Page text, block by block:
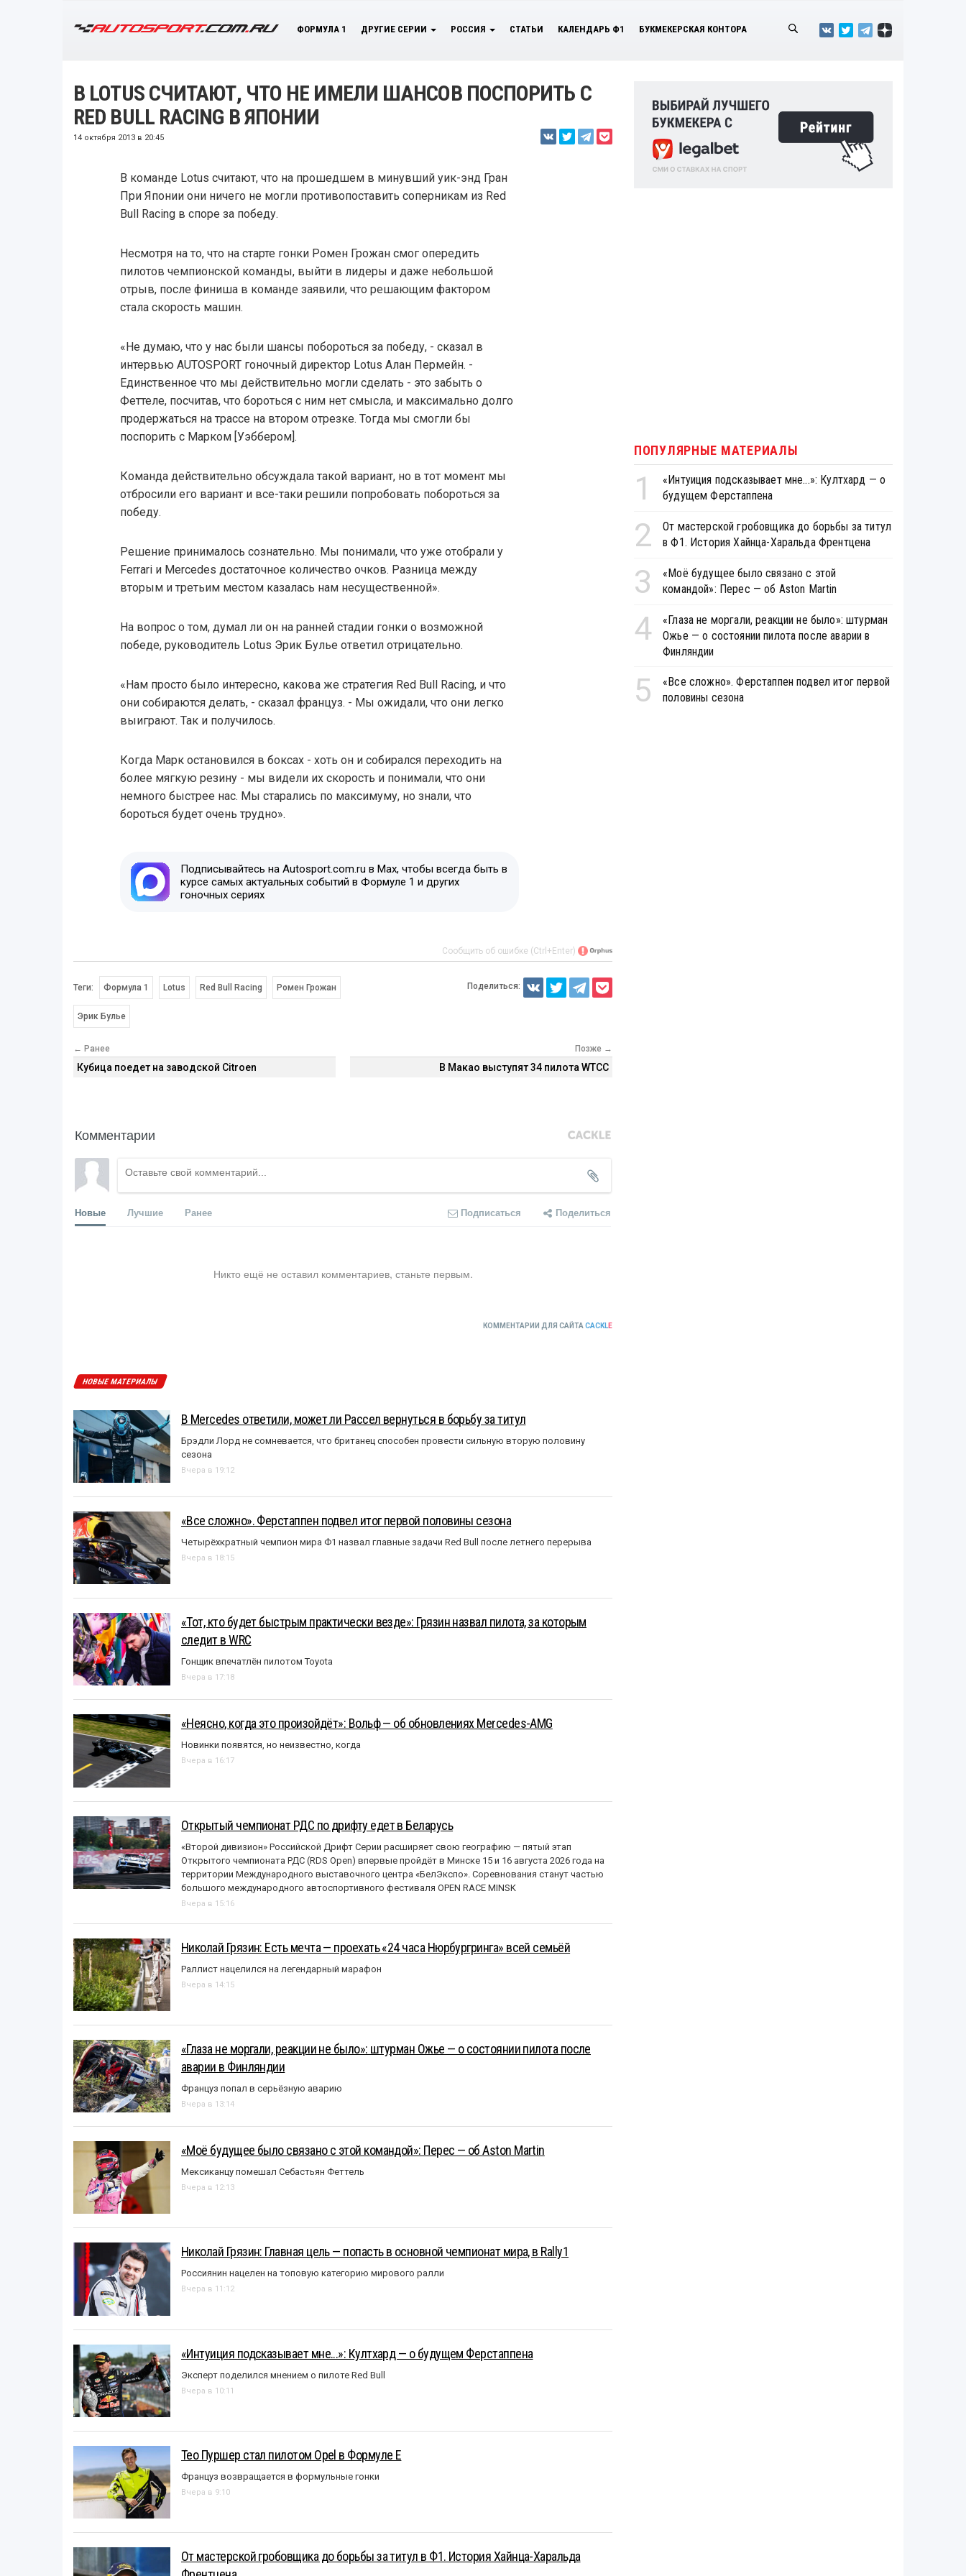
ФОРМУЛА 1 ДРУГИЕ СЕРИИ РОССИЯ СТАТЬИ КАЛЕНДАРЬ Ф1 БУКМЕКЕРСКАЯ КОНТОРА
В LOTUS СЧИТАЮТ, ЧТО НЕ ИМЕЛИ ШАНСОВ ПОСПОРИТЬ С
RED BULL RACING В ЯПОНИИ
14 октября 2013 в 20:45
В команде Lotus считают, что на прошедшем в минувший уик-энд Гран
При Японии они ничего не могли противопоставить соперникам из Red
Bull Racing в споре за победу.
Несмотря на то, что на старте гонки Ромен Грожан смог опередить
пилотов чемпионской команды, выйти в лидеры и даже небольшой
отрыв, после финиша в команде заявили, что решающим фактором
стала скорость машин.
«Не думаю, что у нас были шансы побороться за победу, - сказал в
интервью AUTOSPORT гоночный директор Lotus Алан Пермейн. -
Единственное что мы действительно могли сделать - это забыть о
Феттеле, посчитав, что бороться с ним нет смысла, и максимально долго
продержаться на трассе на втором отрезке. Тогда мы смогли бы
поспорить с Марком [Уэббером].
Команда действительно обсуждала такой вариант, но в тот момент мы
отбросили его вариант и все-таки решили попробовать побороться за
победу.
Решение принималось сознательно. Мы понимали, что уже отобрали у
Ferrari и Mercedes достаточное количество очков. Разница между
вторым и третьим местом казалась нам несущественной».
На вопрос о том, думал ли он на ранней стадии гонки о возможной
победе, руководитель Lotus Эрик Булье ответил отрицательно.
«Нам просто было интересно, какова же стратегия Red Bull Racing, и что
они собираются делать, - сказал француз. - Мы ожидали, что они легко
выиграют. Так и получилось.
Когда Марк остановился в боксах - хоть он и собирался переходить на
более мягкую резину - мы видели их скорость и понимали, что они
немного быстрее нас. Мы старались по максимуму, но знали, что
бороться будет очень трудно».
Подписывайтесь на Autosport.com.ru в Max, чтобы всегда быть в
курсе самых актуальных событий в Формуле 1 и других
гоночных сериях
Сообщить об ошибке (Ctrl+Enter)
Теги: Формула 1 Lotus Red Bull Racing Ромен Грожан
Эрик Булье
Поделиться:
← Ранее
Кубица поедет на заводской Citroen
Позже →
В Макао выступят 34 пилота WTCC
Комментарии
Новые Лучшие Ранее Подписаться Поделиться
Никто ещё не оставил комментариев, станьте первым.
КОММЕНТАРИИ ДЛЯ САЙТА CACKLE
НОВЫЕ МАТЕРИАЛЫ
В Mercedes ответили, может ли Рассел вернуться в борьбу за титул
Брэдли Лорд не сомневается, что британец способен провести сильную вторую половину
сезона
Вчера в 19:12
«Все сложно». Ферстаппен подвел итог первой половины сезона
Четырёхкратный чемпион мира Ф1 назвал главные задачи Red Bull после летнего перерыва
Вчера в 18:15
«Тот, кто будет быстрым практически везде»: Грязин назвал пилота, за которым
следит в WRC
Гонщик впечатлён пилотом Toyota
Вчера в 17:18
«Неясно, когда это произойдёт»: Вольф — об обновлениях Mercedes-AMG
Новинки появятся, но неизвестно, когда
Вчера в 16:17
Открытый чемпионат РДС по дрифту едет в Беларусь
«Второй дивизион» Российской Дрифт Серии расширяет свою географию — пятый этап
Открытого чемпионата РДС (RDS Open) впервые пройдёт в Минске 15 и 16 августа 2026 года на
территории Международного выставочного центра «БелЭкспо». Соревнования станут частью
большого международного автоспортивного фестиваля OPEN RACE MINSK
Вчера в 15:16
Николай Грязин: Есть мечта — проехать «24 часа Нюрбургринга» всей семьёй
Раллист нацелился на легендарный марафон
Вчера в 14:15
«Глаза не моргали, реакции не было»: штурман Ожье — о состоянии пилота после
аварии в Финляндии
Француз попал в серьёзную аварию
Вчера в 13:14
«Моё будущее было связано с этой командой»: Перес — об Aston Martin
Мексиканцу помешал Себастьян Феттель
Вчера в 12:13
Николай Грязин: Главная цель — попасть в основной чемпионат мира, в Rally1
Россиянин нацелен на топовую категорию мирового ралли
Вчера в 11:12
«Интуиция подсказывает мне...»: Култхард — о будущем Ферстаппена
Эксперт поделился мнением о пилоте Red Bull
Вчера в 10:11
Тео Пуршер стал пилотом Opel в Формуле Е
Француз возвращается в формульные гонки
Вчера в 9:10
От мастерской гробовщика до борьбы за титул в Ф1. История Хайнца-Харальда
ПОПУЛЯРНЫЕ МАТЕРИАЛЫ
1
«Интуиция подсказывает мне...»: Култхард — о
будущем Ферстаппена
2
От мастерской гробовщика до борьбы за титул
в Ф1. История Хайнца-Харальда Френтцена
3
«Моё будущее было связано с этой
командой»: Перес — об Aston Martin
4
«Глаза не моргали, реакции не было»: штурман
Ожье — о состоянии пилота после аварии в
Финляндии
5
«Все сложно». Ферстаппен подвел итог первой
половины сезона